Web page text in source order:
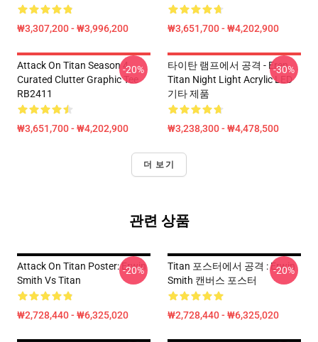
₩3,307,200 - ₩3,996,200 ₩3,651,700 - ₩4,202,900
Attack On Titan Season 4
Curated Clutter Graphic Tee
RB2411
₩3,651,700 - ₩4,202,900
-20%
타이탄 램프에서 공격 - Eren
Titan Night Light Acrylic LED
기타 제품
₩3,238,300 - ₩4,478,500
-30%
더 보기
관련 상품
Attack On Titan Poster: Erwin
Smith Vs Titan
₩2,728,440 - ₩6,325,020
-20%
Titan 포스터에서 공격 : Erwin
Smith 캔버스 포스터
₩2,728,440 - ₩6,325,020
-20%